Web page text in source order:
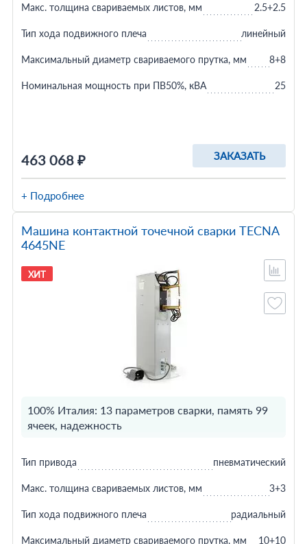
463 068 ₽ ЗАКАЗАТЬ
Макс. толщина свариваемых листов, мм 2.5+2.5
Тип хода подвижного плеча линейный
Максимальный диаметр свариваемого прутка, мм 8+8
Номинальная мощность при ПВ50%, кВА 25
+ Подробнее
Машина контактной точечной сварки TECNA
4645NE
ХИТ
100% Италия: 13 параметров сварки, память 99
ячеек, надежность
Тип привода пневматический
Макс. толщина свариваемых листов, мм 3+3
Тип хода подвижного плеча радиальный
Максимальный диаметр свариваемого прутка, мм 10+10